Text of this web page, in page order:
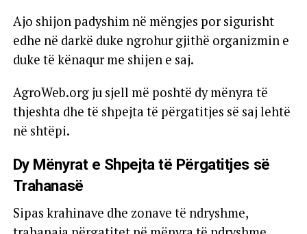
Ajo shijon padyshim në mëngjes por sigurisht
edhe në darkë duke ngrohur gjithë organizmin e
duke të kënaqur me shijen e saj.
AgroWeb.org ju sjell më poshtë dy mënyra të
thjeshta dhe të shpejta të përgatitjes së saj lehtë
në shtëpi.
Dy Mënyrat e Shpejta të Përgatitjes së
Trahanasë
Sipas krahinave dhe zonave të ndryshme,